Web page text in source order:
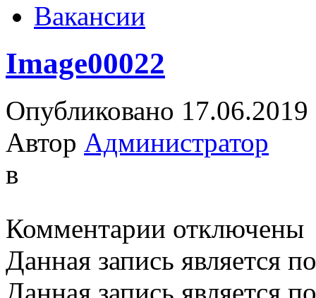
Вакансии
Image00022
Опубликовано 17.06.2019
Автор Администратор
в
Комментарии записи
отключены
Данная запись является
Данная запись является